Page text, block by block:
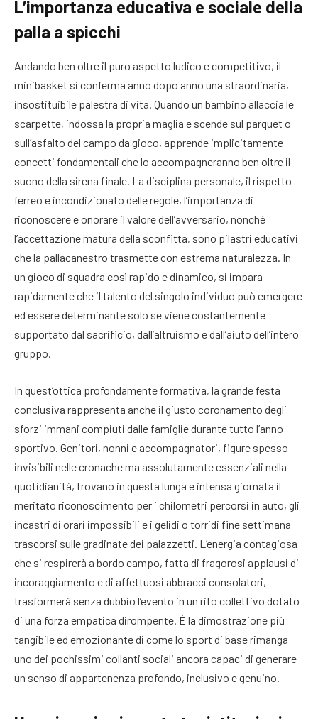
L’importanza educativa e sociale della
palla a spicchi
Andando ben oltre il puro aspetto ludico e competitivo, il
minibasket si conferma anno dopo anno una straordinaria,
insostituibile palestra di vita. Quando un bambino allaccia le
scarpette, indossa la propria maglia e scende sul parquet o
sull’asfalto del campo da gioco, apprende implicitamente
concetti fondamentali che lo accompagneranno ben oltre il
suono della sirena finale. La disciplina personale, il rispetto
ferreo e incondizionato delle regole, l’importanza di
riconoscere e onorare il valore dell’avversario, nonché
l’accettazione matura della sconfitta, sono pilastri educativi
che la pallacanestro trasmette con estrema naturalezza. In
un gioco di squadra così rapido e dinamico, si impara
rapidamente che il talento del singolo individuo può emergere
ed essere determinante solo se viene costantemente
supportato dal sacrificio, dall’altruismo e dall’aiuto dell’intero
gruppo.
In quest’ottica profondamente formativa, la grande festa
conclusiva rappresenta anche il giusto coronamento degli
sforzi immani compiuti dalle famiglie durante tutto l’anno
sportivo. Genitori, nonni e accompagnatori, figure spesso
invisibili nelle cronache ma assolutamente essenziali nella
quotidianità, trovano in questa lunga e intensa giornata il
meritato riconoscimento per i chilometri percorsi in auto, gli
incastri di orari impossibili e i gelidi o torridi fine settimana
trascorsi sulle gradinate dei palazzetti. L’energia contagiosa
che si respirerà a bordo campo, fatta di fragorosi applausi di
incoraggiamento e di affettuosi abbracci consolatori,
trasformerà senza dubbio l’evento in un rito collettivo dotato
di una forza empatica dirompente. È la dimostrazione più
tangibile ed emozionante di come lo sport di base rimanga
uno dei pochissimi collanti sociali ancora capaci di generare
un senso di appartenenza profondo, inclusivo e genuino.